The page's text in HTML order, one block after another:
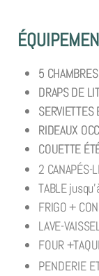
5
DRAPS DE
SERVIETTES
RIDEAUX
COUETTE
2 CANAPÉS-
TABLE
FRIGO +
LAVE-
FOUR
PENDERIE